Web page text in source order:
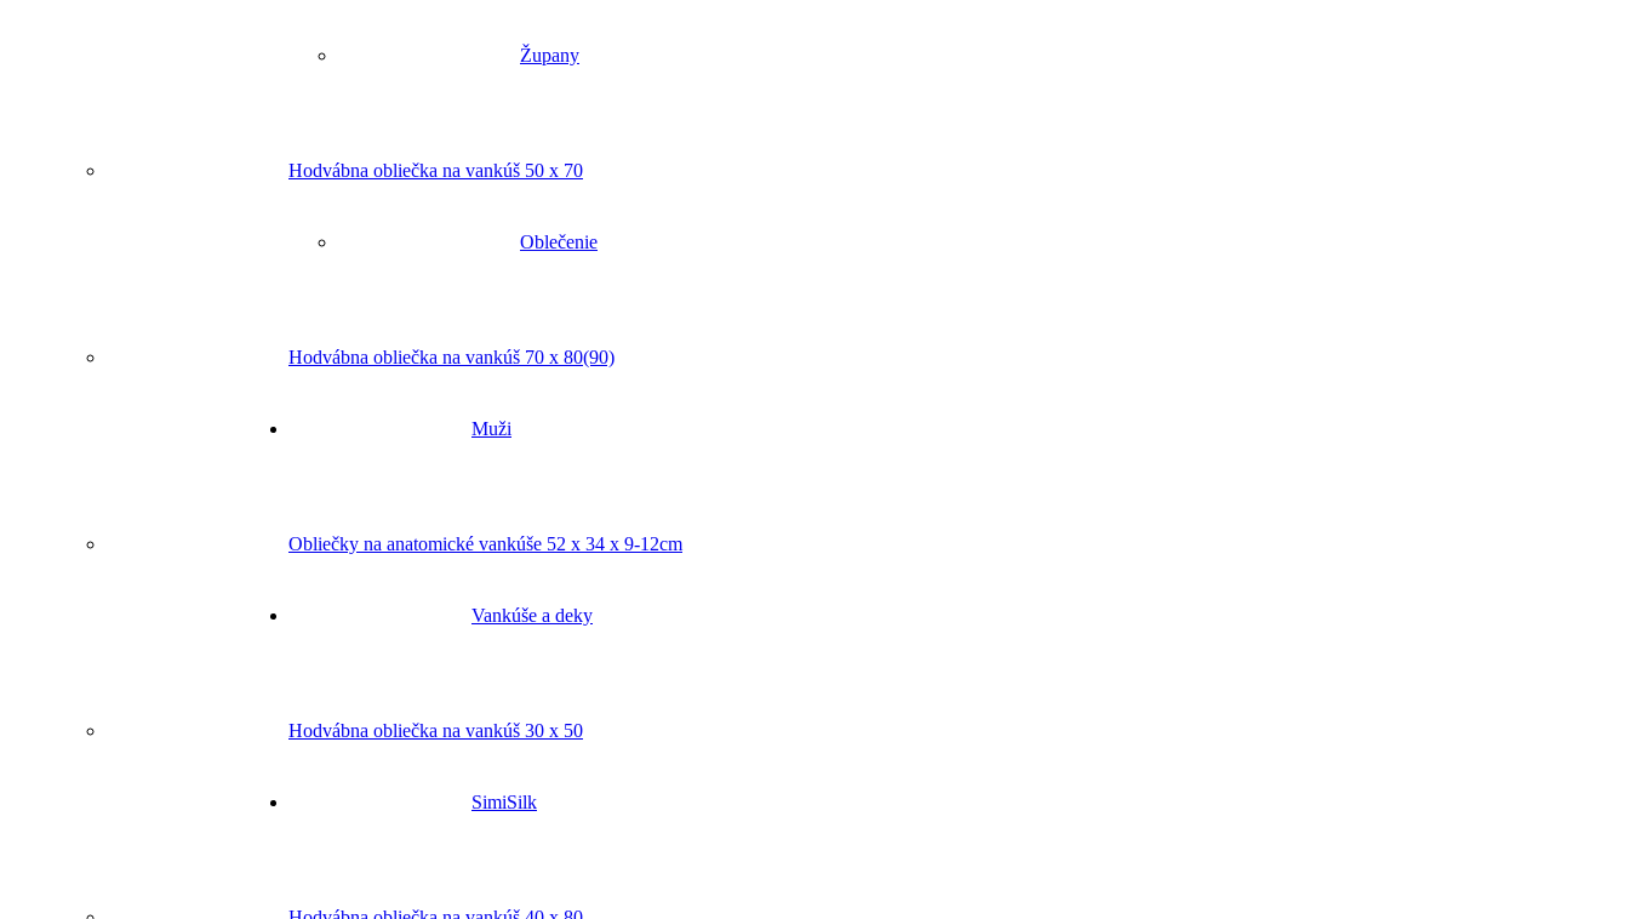
Župany
Oblečenie
Muži
Vankúše a deky
SimiSilk
Hodvábna obliečka na vankúš 50 x 70
Hodvábna obliečka na vankúš 70 x 80(90)
Obliečky na anatomické vankúše 52 x 34 x 9-12cm
Hodvábna obliečka na vankúš 30 x 50